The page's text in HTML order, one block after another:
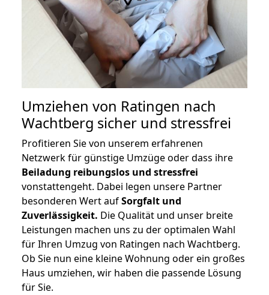
Umziehen von Ratingen nach
Wachtberg sicher und stressfrei
Profitieren Sie von unserem erfahrenen
Netzwerk für günstige Umzüge oder dass ihre
Beiladung reibungslos und stressfrei
vonstattengeht. Dabei legen unsere Partner
besonderen Wert aufSorgfalt und
Zuverlässigkeit. Die Qualität und unser breite
Leistungen machen uns zu der optimalen Wahl
für Ihren Umzug von Ratingen nach Wachtberg.
Ob Sie nun eine kleine Wohnung oder ein großes
Haus umziehen, wir haben die passende Lösung
für Sie.